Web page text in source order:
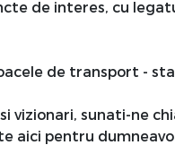
de interes, cu
de transport -
vizionari, sunati-ne
aici pentru